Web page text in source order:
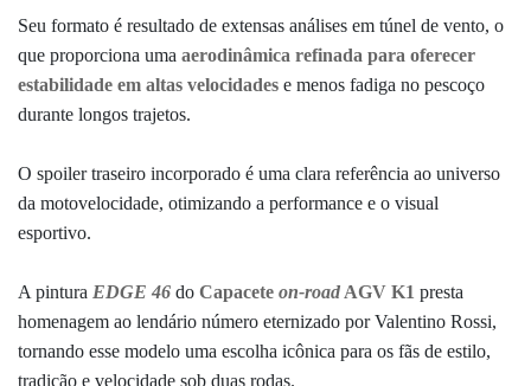
Seu formato é resultado de extensas análises em túnel de vento, o
que proporciona uma aerodinâmica refinada para oferecer
estabilidade em altas velocidades e menos fadiga no pescoço
durante longos trajetos.
O spoiler traseiro incorporado é uma clara referência ao universo
da motovelocidade, otimizando a performance e o visual
esportivo.
A pintura EDGE 46 do Capacete on-road AGV K1 presta
homenagem ao lendário número eternizado por Valentino Rossi,
tornando esse modelo uma escolha icônica para os fãs de estilo,
tradição e velocidade sob duas rodas.